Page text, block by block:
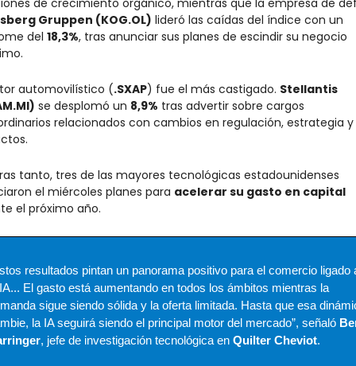
Gruppen (KOG.OL) lideró las caídas del índice con un
del 18,3%, tras anunciar sus planes de escindir su negocio
automovilístico (.SXAP) fue el más castigado. Stellantis
se desplomó un 8,9% tras advertir sobre cargos
relacionados con cambios en regulación, estrategia y
tanto, tres de las mayores tecnológicas estadounidenses
el miércoles planes para acelerar su gasto en capital
el próximo año.
resultados pintan un panorama positivo para el comercio ligado
El gasto está aumentando en todos los ámbitos mientras la
sigue siendo sólida y la oferta limitada. Hasta que esa
la IA seguirá siendo el principal motor del mercado”, señaló
, jefe de investigación tecnológica en Quilter Cheviot.